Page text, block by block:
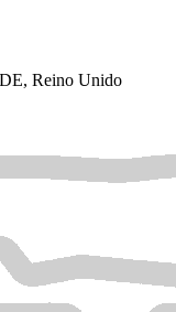
Reino Unido